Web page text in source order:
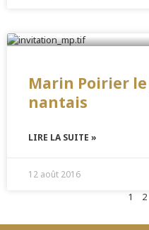
Marin Poirier
nantais
LIRE LA SUITE »
12 août 2016
1 2